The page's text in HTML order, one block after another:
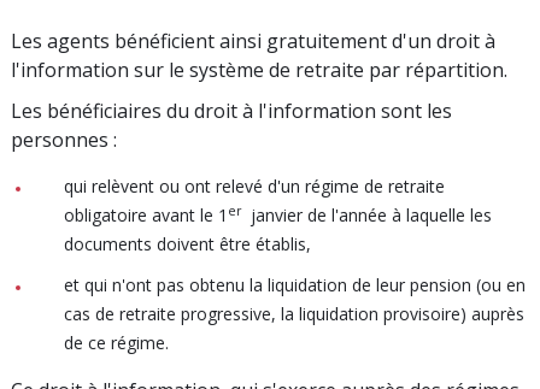
Les agents bénéficient ainsi gratuitement d'un droit à
l'information sur le système de retraite par répartition.
Les bénéficiaires du droit à l'information sont les
personnes :
qui relèvent ou ont relevé d'un régime de retraite
obligatoire avant le 1 erjanvier de l'année à laquelle les
documents doivent être établis,
et qui n'ont pas obtenu la liquidation de leur pension (ou en
cas de retraite progressive, la liquidation provisoire) auprès
de ce régime.